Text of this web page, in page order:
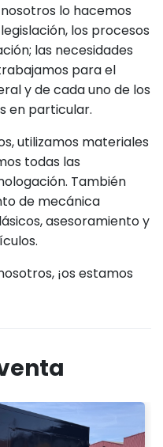
nosotros lo hacemos
los procesos
las necesidades
para el
y de cada uno de los
en particular.
utilizamos materiales
todas las
También
de mecánica
asesoramiento y
¡os estamos